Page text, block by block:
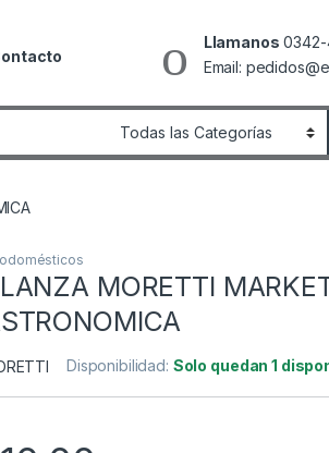
Llamanos 0342-
Email:
MORETTI
Disponibilidad: Solo quedan 1